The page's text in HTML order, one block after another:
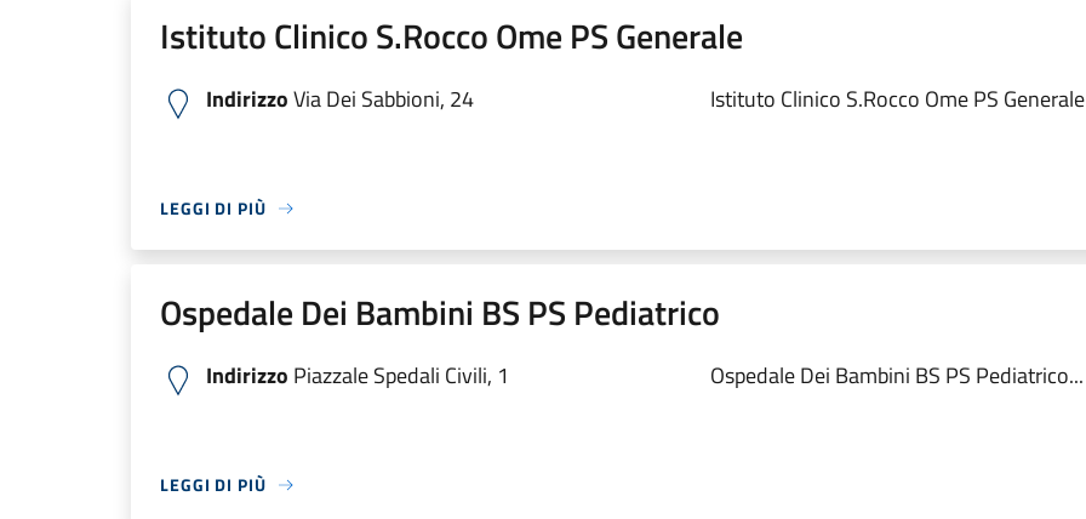
Istituto Clinico S.Rocco Ome PS Generale
IndirizzoVia Dei Sabbioni, 24 Istituto Clinico S.Rocco Ome PS
LEGGI DI PIÙ
Ospedale Dei Bambini BS PS Pediatrico
Indirizzo Piazzale Spedali Civili, 1 Ospedale Dei Bambini BS PS Pediatrico...
LEGGI DI PIÙ